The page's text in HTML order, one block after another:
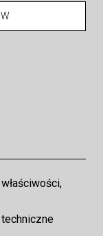
techniczne